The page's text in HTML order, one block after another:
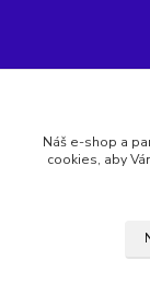
Náš e-shop a
cookies, aby